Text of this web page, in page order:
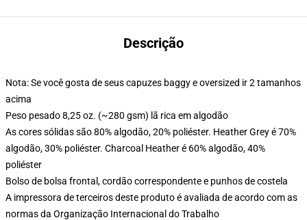
Descrição
Nota: Se você gosta de seus capuzes baggy e oversized ir 2 tamanhos
acima
Peso pesado 8,25 oz. (~280 gsm) lã rica em algodão
As cores sólidas são 80% algodão, 20% poliéster. Heather Grey é 70%
algodão, 30% poliéster. Charcoal Heather é 60% algodão, 40%
poliéster
Bolso de bolsa frontal, cordão correspondente e punhos de costela
A impressora de terceiros deste produto é avaliada de acordo com as
normas da Organização Internacional do Trabalho